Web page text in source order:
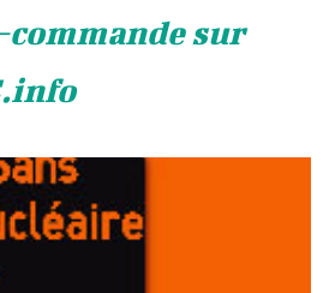
commande sur